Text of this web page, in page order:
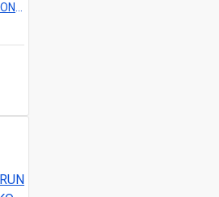
REEBOK WORK CUSHION 4.0 100271912